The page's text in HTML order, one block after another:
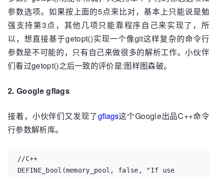
    case 'd':
        printf ("option d with value '%s'",
optarg);
        dopt = optarg;
        break;
    case '?':
        break;
        printf ("?? getopt returned character
    }
}
参数选项。如果按上面的5点来比对，基本上只能说是勉
强支持第3点，其他几项只能靠程序自己来实现了，所
以，想直接基于getopt()实现一个像git这样复杂的命令行
参数是不可能的，只有自己来做很多的解析工作。小伙伴
们看过getopt()之后一致的评价是:图样图森破。
2. Google gflags
接着，小伙伴们又发现了gflags这个Google出品C++命令
行参数解析库。
//C++
DEFINE_bool(memory_pool, false, "If use